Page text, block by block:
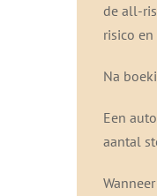
de all-
risico
Na
Een
aantal